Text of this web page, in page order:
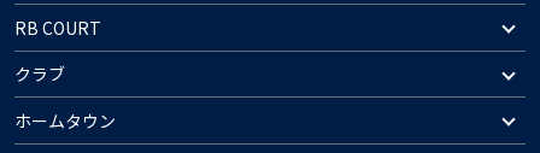
RB COURT
クラブ
ホームタウン